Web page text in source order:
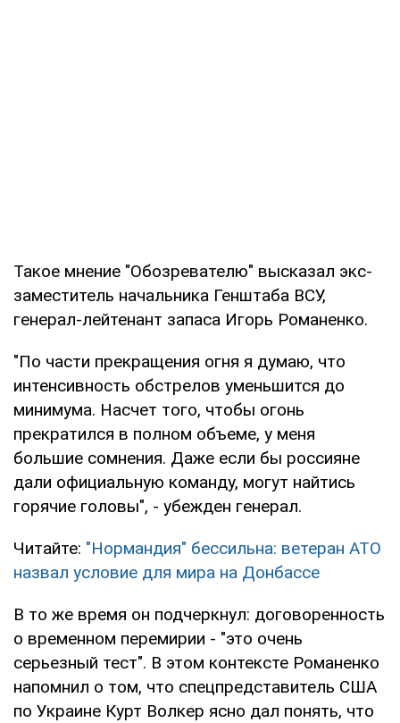
Такое мнение "Обозревателю" высказал экс-
заместитель начальника Генштаба ВСУ,
генерал-лейтенант запаса Игорь Романенко.
"По части прекращения огня я думаю, что
интенсивность обстрелов уменьшится до
минимума. Насчет того, чтобы огонь
прекратился в полном объеме, у меня
большие сомнения. Даже если бы россияне
дали официальную команду, могут найтись
горячие головы", - убежден генерал.
Читайте: "Нормандия" бессильна: ветеран АТО
назвал условие для мира на Донбассе
В то же время он подчеркнул: договоренность
о временном перемирии - "это очень
серьезный тест". В этом контексте Романенко
напомнил о том, что спецпредставитель США
по Украине Курт Волкер ясно дал понять, что